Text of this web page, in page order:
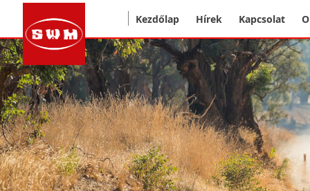
Kezdőlap Hírek Kapcsolat